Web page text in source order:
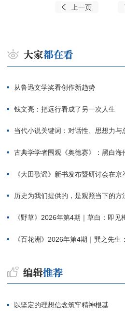
上一页
从鲁迅文学奖看创作新趋势
钱文亮：把远行看成了另一次人生
当代小说关键词：对话性、思想力与
古典学学者围观《奥德赛》：黑白海伦、
《大田歌谣》新书发布暨研讨会在京
历史为我们提供的，是观照当下的方法
《野草》2026年第4期｜草白：即见
《百花洲》2026年第4期｜巽之先生
以坚定的理想信念筑牢精神根基